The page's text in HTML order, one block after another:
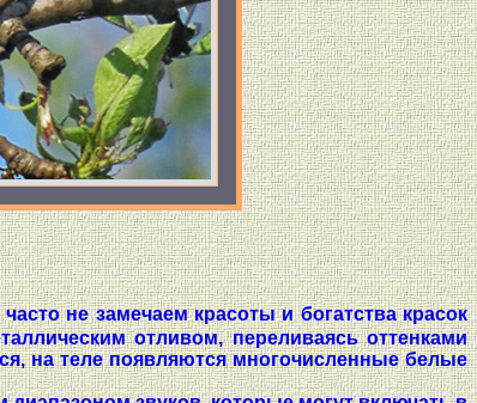
не замечаем красоты и богатства красок
отливом, переливаясь оттенками
на теле появляются многочисленные белые